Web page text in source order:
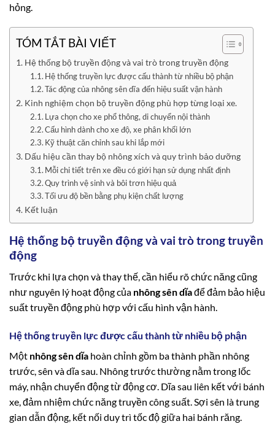
hỏng.
TÓM TẮT BÀI VIẾT
Hệ thống bộ truyền động và vai trò trong truyền động
Hệ thống truyền lực được cấu thành từ nhiều bộ phận
Tác động của nhông sên dĩa đến hiệu suất vận hành
Kinh nghiệm chọn bộ truyền động phù hợp từng loại xe.
Lựa chọn cho xe phổ thông, di chuyển nội thành
Cấu hình dành cho xe độ, xe phân khối lớn
Kỹ thuật căn chỉnh sau khi lắp mới
Dấu hiệu cần thay bộ nhông xích và quy trình bảo dưỡng
Mỗi chi tiết trên xe đều có giới hạn sử dụng nhất định
Quy trình vệ sinh và bôi trơn hiệu quả
Tối ưu độ bền bằng phụ kiện chất lượng
Kết luận
Hệ thống bộ truyền động và vai trò trong truyền
động
Trước khi lựa chọn và thay thế, cần hiểu rõ chức năng cũng
như nguyên lý hoạt động của nhông sên dĩađể đảm bảo hiệu
suất truyền động phù hợp với cấu hình vận hành.
Hệ thống truyền lực được cấu thành từ nhiều bộ phận
Một nhông sên dĩa hoàn chỉnh gồm ba thành phần nhông
trước, sên và dĩa sau. Nhông trước thường nằm trong lốc
máy, nhận chuyển động từ động cơ. Dĩa sau liên kết với bánh
xe, đảm nhiệm chức năng truyền công suất. Sợi sên là trung
gian dẫn động, kết nối duy trì tốc độ giữa hai bánh răng.